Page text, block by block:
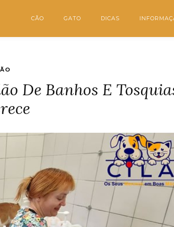
CÃO GATO DICAS
De Banhos E